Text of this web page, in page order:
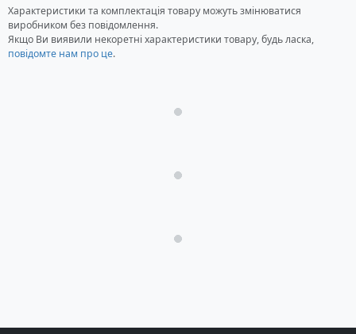
Характеристики та комплектація товару можуть змінюватися
виробником без повідомлення.
Якщо Ви виявили некоретні характеристики товару, будь ласка,
повідомте нам про це.
Загрузка...
Загрузка...
Загрузка...